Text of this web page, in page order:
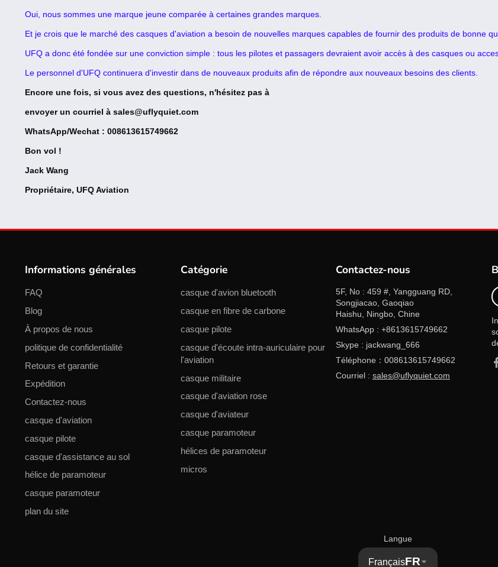
Oui, nous sommes une marque jeune comparée à certaines grandes marques.
Et je crois que le marché des casques d'aviation a besoin de nouvelles marques capables de fournir des produits de bonne
UFQ a donc été fondée sur une conviction simple : tous les pilotes et passagers devraient avoir accès à des casques ou
Le personnel d'UFQ continuera d'investir dans de nouveaux produits afin de répondre aux nouveaux besoins des clients.
Encore une fois, si vous avez des questions, n'hésitez pas à
envoyer un courriel à sales@uflyquiet.com
WhatsApp/Wechat : 008613615749662
Bon vol !
Jack Wang
Propriétaire, UFQ Aviation
Informations générales
FAQ
Blog
À propos de nous
politique de confidentialité
Retours et garantie
Expédition
Contactez-nous
casque d'aviation
casque pilote
casque d'assistance au sol
hélice de paramoteur
casque paramoteur
plan du site
Catégorie
casque d'avion bluetooth
casque en fibre de carbone
casque pilote
casque d'écoute intra-auriculaire pour
l'aviation
casque militaire
casque d'aviation rose
casque d'aviateur
casque paramoteur
hélices de paramoteur
micros
Contactez-nous
5F, No : 459 #, Yangguang RD,
Songjiacao, Gaoqiao
Haishu, Ningbo, Chine
WhatsApp : +8613615749662
Skype : jackwang_666
Téléphone：008613615749662
Courriel : sales@uflyquiet.com
Langue
FrançaisFR